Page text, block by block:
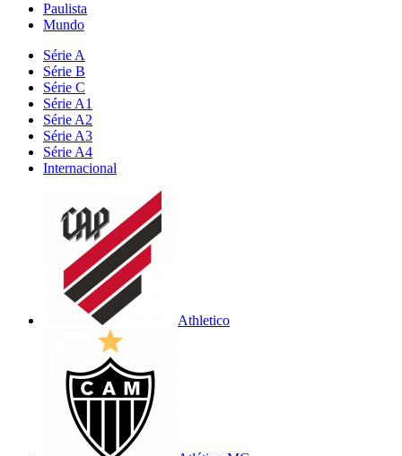
Paulista
Mundo
Série A
Série B
Série C
Série A1
Série A2
Série A3
Série A4
Internacional
Athletico